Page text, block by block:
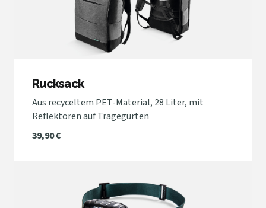
Rucksack
Aus recyceltem PET-Material, 28 Liter, mit
Reflektoren auf Tragegurten
39,90 €